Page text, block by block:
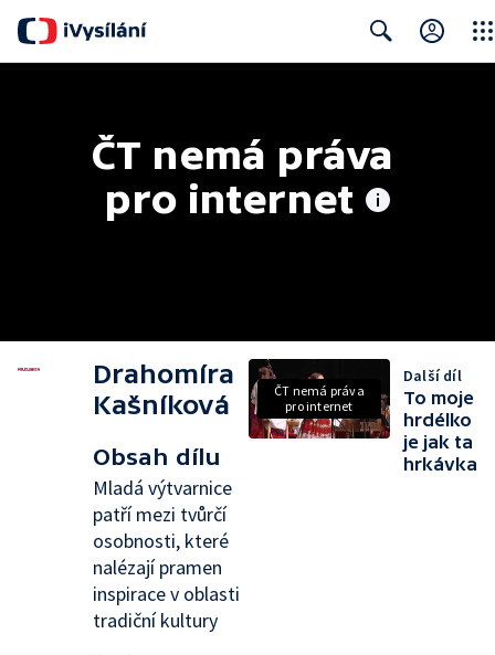
ČT nemá práva
pro internet
Drahomíra
Kašníková
Obsah dílu
Mladá výtvarnice
patří mezi tvůrčí
osobnosti, které
nalézají pramen
inspirace v oblasti
tradiční kultury
ČT nemá práva
pro internet
Další díl
To moje
hrdélko
je jak ta
hrkávka